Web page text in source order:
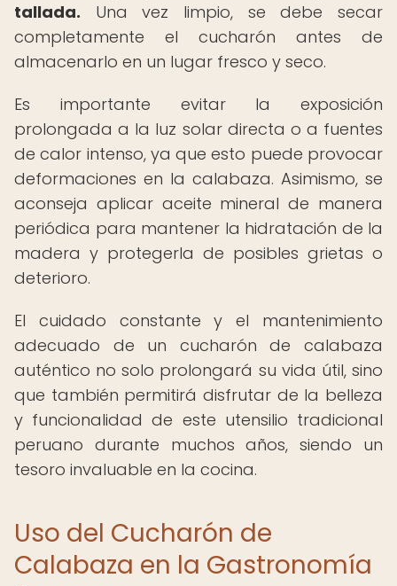
tallada. Una vez limpio, se debe secar
completamente el cucharón antes de
almacenarlo en un lugar fresco y seco.
Es importante evitar la exposición
prolongada a la luz solar directa o a fuentes
de calor intenso, ya que esto puede provocar
deformaciones en la calabaza. Asimismo, se
aconseja aplicar aceite mineral de manera
periódica para mantener la hidratación de la
madera y protegerla de posibles grietas o
deterioro.
El cuidado constante y el mantenimiento
adecuado de un cucharón de calabaza
auténtico no solo prolongará su vida útil, sino
que también permitirá disfrutar de la belleza
y funcionalidad de este utensilio tradicional
peruano durante muchos años, siendo un
tesoro invaluable en la cocina.
Uso del Cucharón de
Calabaza en la Gastronomía